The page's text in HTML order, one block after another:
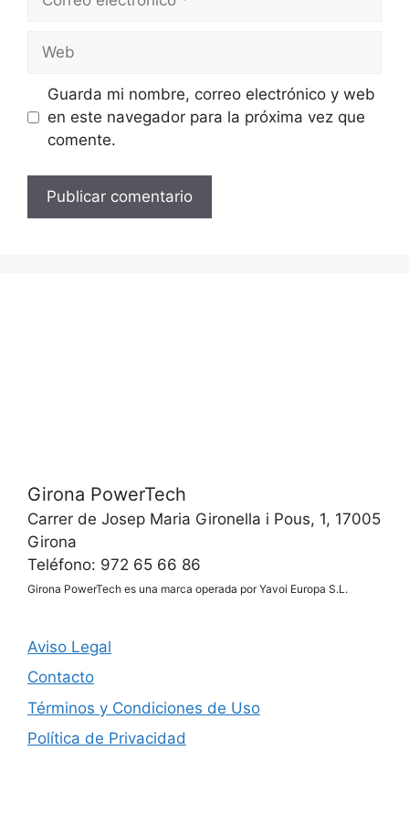
Web
Guarda mi nombre, correo electrónico y web
en este navegador para la próxima vez que
comente.
Girona PowerTech
Carrer de Josep Maria Gironella i Pous, 1, 17005
Girona
Teléfono: 972 65 66 86
Girona PowerTech es una marca operada por Yavoi Europa S.L.
Aviso Legal
Contacto
Términos y Condiciones de Uso
Política de Privacidad